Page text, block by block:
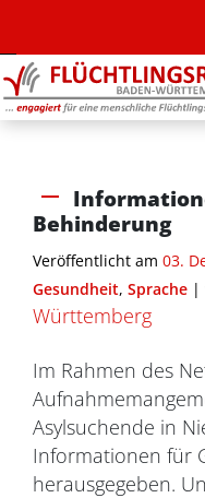
Behinderung
Veröffentlicht am 03.
Gesundheit, Sprache |
Württemberg
Im Rahmen des
Asylsuchende in
Informationen für
herausgegeben.